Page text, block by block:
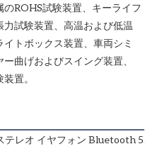
ROHS試験装置、キーライフ
試験装置、高温および低温
トボックス装置、車両シミ
曲げおよびスイング装置、